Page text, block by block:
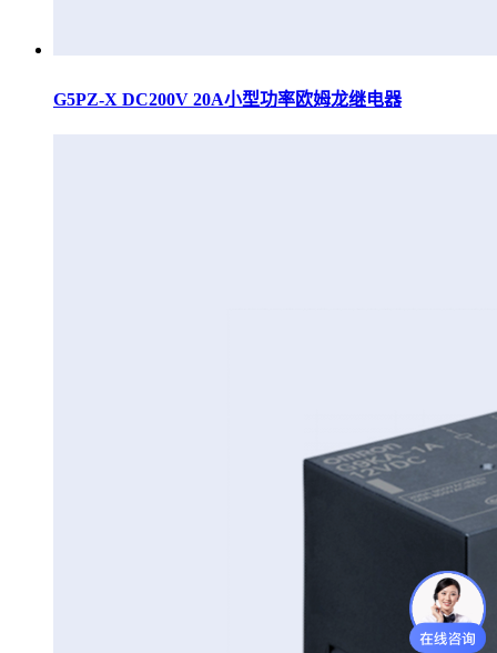
G5PZ-X DC200V 20A小型功率欧姆龙继电器